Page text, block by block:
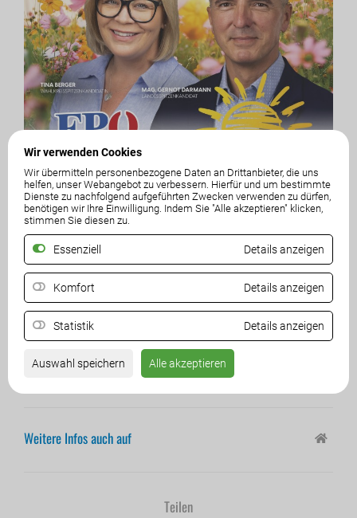
Wir verwenden Cookies
Wir übermitteln personenbezogene Daten an Drittanbieter, die uns
helfen, unser Webangebot zu verbessern. Hierfür und um bestimmte
Dienste zu nachfolgend aufgeführten Zwecken verwenden zu dürfen,
benötigen wir Ihre Einwilligung. Indem Sie "Alle akzeptieren" klicken,
stimmen Sie diesen zu.
Essenziell Details anzeigen
Komfort Details anzeigen
Statistik Details anzeigen
Auswahl speichern Alle akzeptieren
Weitere Infos auch auf
Teilen